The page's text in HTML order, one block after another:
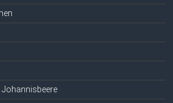
Johannisbeere